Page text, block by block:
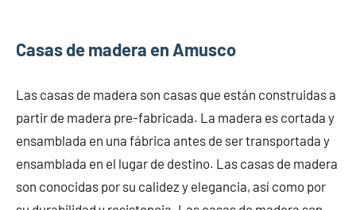
Casas de madera en Amusco
Las casas de madera son casas que están construidas a
partir de madera pre-fabricada. La madera es cortada y
ensamblada en una fábrica antes de ser transportada y
ensamblada en el lugar de destino. Las casas de madera
son conocidas por su calidez y elegancia, así como por